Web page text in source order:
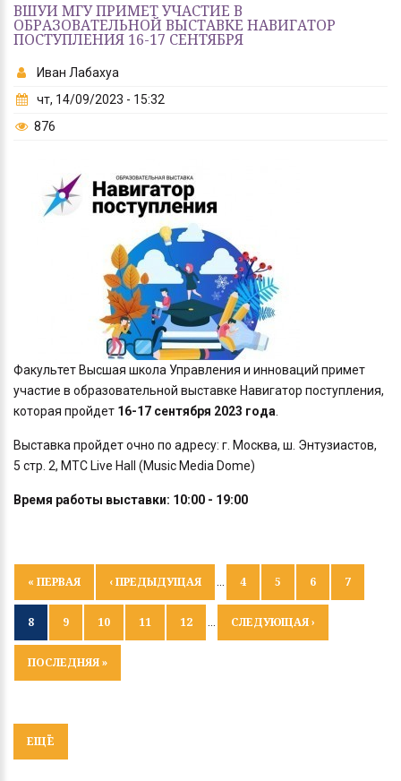
ВШУИ МГУ ПРИМЕТ УЧАСТИЕ В
ОБРАЗОВАТЕЛЬНОЙ ВЫСТАВКЕ НАВИГАТОР
ПОСТУПЛЕНИЯ 16-17 СЕНТЯБРЯ
Иван Лабахуа
чт, 14/09/2023 - 15:32
876
Факультет Высшая школа Управления и инноваций примет
участие в образовательной выставке Навигатор поступления,
которая пройдет 16-17 сентября 2023 года
Выставка пройдет очно по адресу: г. Москва, ш. Энтузиастов,
5 стр. 2, МТС Live Hall (Music Media Dome)
Время работы выставки: 10:00 - 19:00
СТРАНИЦЫ
« ПЕРВАЯ ‹ ПРЕДЫДУЩАЯ 4 5 6 7
8 9 10 11 12 СЛЕДУЮЩАЯ ›
ПОСЛЕДНЯЯ »
ЕЩЁ